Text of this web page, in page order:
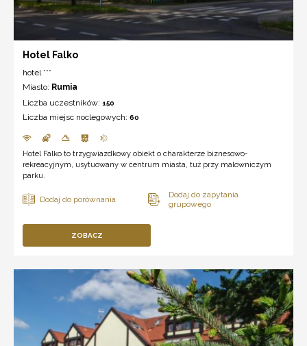
Hotel Falko
hotel ***
Miasto: Rumia
Liczba uczestników: 150
Liczba miejsc noclegowych: 60
Hotel Falko to trzygwiazdkowy obiekt o charakterze biznesowo-
rekreacyjnym, usytuowany w centrum miasta, tuż przy malowniczym
parku.
ZOBACZ